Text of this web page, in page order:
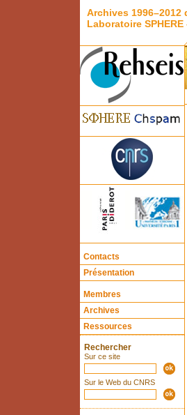
Archives 1996–2012
Laboratoire SPHERE
Contacts
Présentation
Membres
Archives
Ressources
Rechercher
Sur ce site
Sur le Web du CNRS